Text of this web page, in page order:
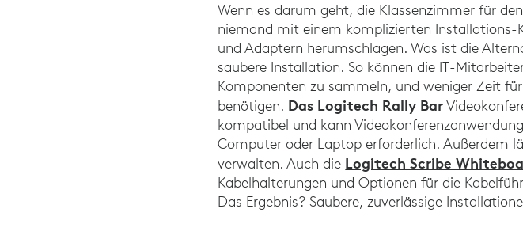
Wenn es darum geht, die Klassenzimmer für
niemand mit einem komplizierten Installations-
und Adaptern herumschlagen. Was ist die
saubere Installation. So können die IT-
Komponenten zu sammeln, und weniger Zeit
benötigen. Das Logitech Rally Bar
kompatibel und kann
Computer oder Laptop erforderlich. Außerdem
verwalten. Auch die Logitech Scribe
Kabelhalterungen und Optionen für die
Das Ergebnis? Saubere, zuverlässige